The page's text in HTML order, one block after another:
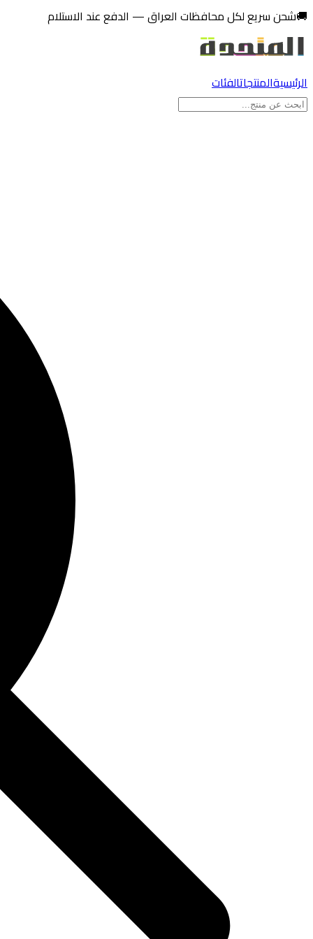
تخطي إلى المحتوى
🚚شحن سريع لكل محافظات العراق — الدفع عند الاستلام
الرئيسيةالمنتجاتالفئات